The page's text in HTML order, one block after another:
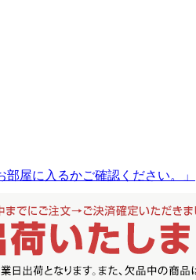
部屋に入るかご確認ください。」